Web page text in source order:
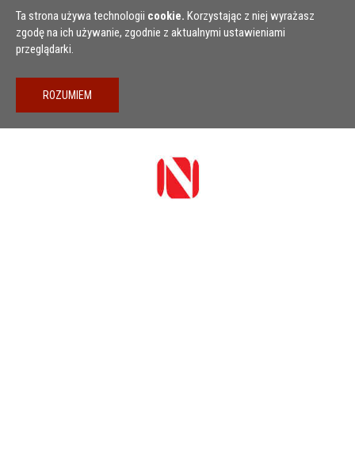
Przejdź do treści
Ta strona używa technologii cookie. Korzystając z niej wyrażasz
zgodę na ich używanie, zgodnie z aktualnymi ustawieniami
przeglądarki.